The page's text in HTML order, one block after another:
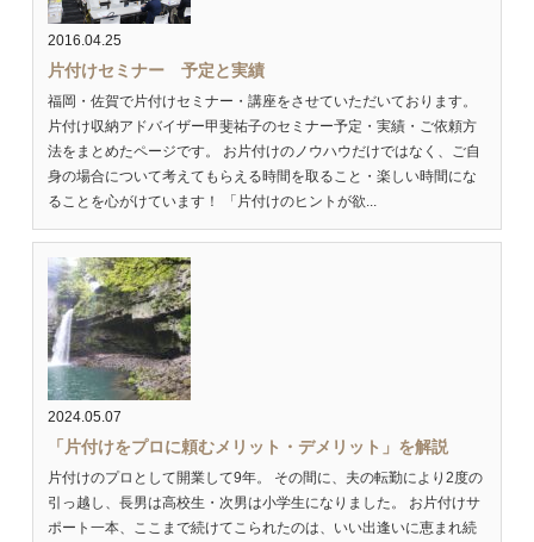
2016.04.25
片付けセミナー 予定と実績
福岡・佐賀で片付けセミナー・講座をさせていただいております。
片付け収納アドバイザー甲斐祐子のセミナー予定・実績・ご依頼方
法をまとめたページです。 お片付けのノウハウだけではなく、ご自
身の場合について考えてもらえる時間を取ること・楽しい時間にな
ることを心がけています！ 「片付けのヒントが欲...
2024.05.07
「片付けをプロに頼むメリット・デメリット」を解説
片付けのプロとして開業して9年。 その間に、夫の転勤により2度の
引っ越し、長男は高校生・次男は小学生になりました。 お片付けサ
ポート一本、ここまで続けてこられたのは、いい出逢いに恵まれ続